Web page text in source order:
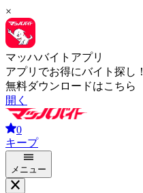
×
マッハバイトアプリ
アプリでお得にバイト探し！
無料ダウンロードはこちら
開く
0
キープ
メニュー